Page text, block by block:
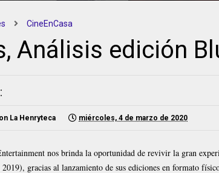
CineEnCasa
Análisis edición
La Henryteca miércoles, 4 de marzo de 2020
nos brinda la oportunidad de revivir la gran
2019), gracias al lanzamiento de sus ediciones en formato